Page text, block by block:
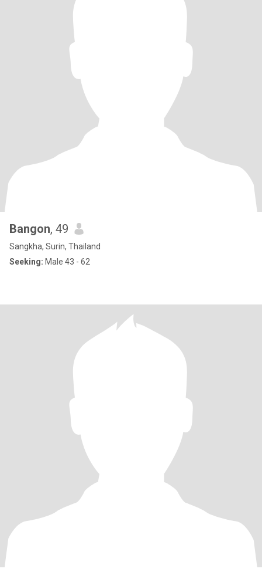
Bangon, 49
Sangkha, Surin, Thailand
Seeking: Male 43 - 62